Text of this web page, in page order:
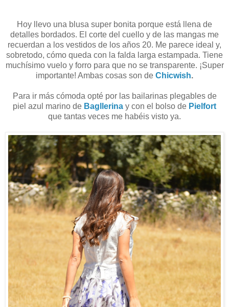
Hoy llevo una blusa super bonita porque está llena de
detalles bordados. El corte del cuello y de las mangas me
recuerdan a los vestidos de los años 20. Me parece ideal y,
sobretodo, cómo queda con la falda larga estampada. Tiene
muchísimo vuelo y forro para que no se transparente. ¡Super
importante! Ambas cosas son de Chicwish.
Para ir más cómoda opté por las bailarinas plegables de
piel azul marino de Bagllerina y con el bolso de Pielfort
que tantas veces me habéis visto ya.